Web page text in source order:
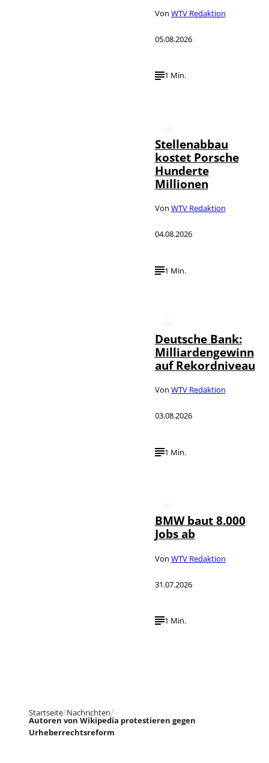
Von WTV Redaktion
05.08.2026
1 Min.
Stellenabbau
kostet Porsche
Hunderte
Millionen
Von WTV Redaktion
04.08.2026
1 Min.
Deutsche Bank:
Milliardengewinn
auf Rekordniveau
Von WTV Redaktion
03.08.2026
1 Min.
BMW baut 8.000
Jobs ab
Von WTV Redaktion
31.07.2026
1 Min.
Startseite Nachrichten
Autoren von Wikipedia protestieren gegen
Urheberrechtsreform